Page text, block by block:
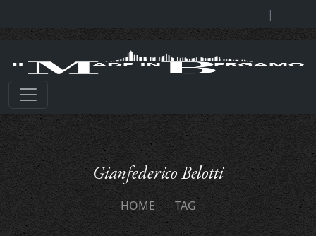
|
Gianfederico Belotti
HOME TAG